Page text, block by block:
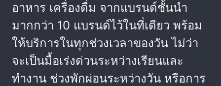
อาหาร เครื่องดื่ม จากแบรนด์ชั้นนำ
มากกว่า 10 แบรนด์ไว้ในที่เดียว พร้อม
ให้บริการในทุกช่วงเวลาของวัน ไม่ว่า
จะเป็นมื้อเร่งด่วนระหว่างเรียนและ
ทำงาน ช่วงพักผ่อนระหว่างวัน หรือการ